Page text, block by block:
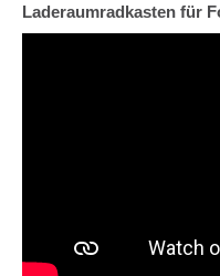
Laderaumradkasten für